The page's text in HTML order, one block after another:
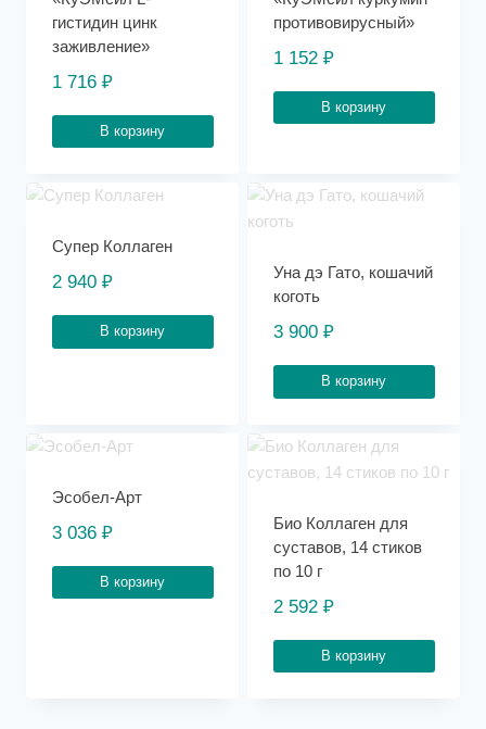
гистидин цинк
заживление»
1 716 ₽
В корзину
противовирусный»
1 152 ₽
В корзину
Супер Коллаген
2 940 ₽
В корзину
Уна дэ Гато, кошачий
коготь
3 900 ₽
В корзину
Эсобел-Арт
3 036 ₽
В корзину
Био Коллаген для
суставов, 14 стиков
по 10 г
2 592 ₽
В корзину